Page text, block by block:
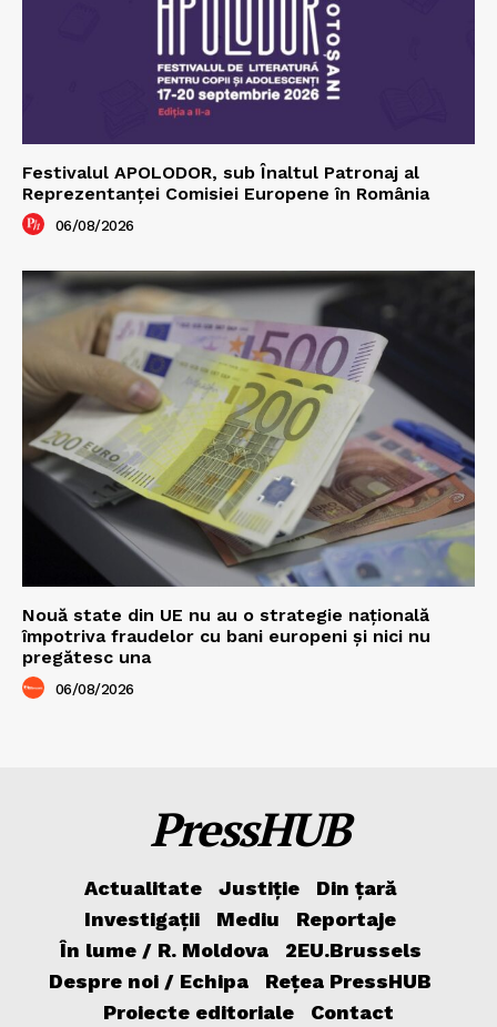
Festivalul APOLODOR, sub Înaltul Patronaj al
Reprezentanței Comisiei Europene în România
06/08/2026
Nouă state din UE nu au o strategie națională
împotriva fraudelor cu bani europeni și nici nu
pregătesc una
06/08/2026
PressHUB
Actualitate Justiție
Din țară
Investigații
Mediu
Reportaje
În lume / R. Moldova
2EU.Brussels
Despre noi / Echipa
Rețea PressHUB
Proiecte editoriale
Contact